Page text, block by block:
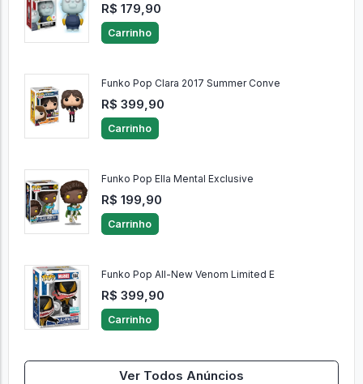
R$ 179,90
Carrinho
Funko Pop Clara 2017 Summer Conve
R$ 399,90
Carrinho
Funko Pop Ella Mental Exclusive
R$ 199,90
Carrinho
Funko Pop All-New Venom Limited E
R$ 399,90
Carrinho
Ver Todos Anúncios